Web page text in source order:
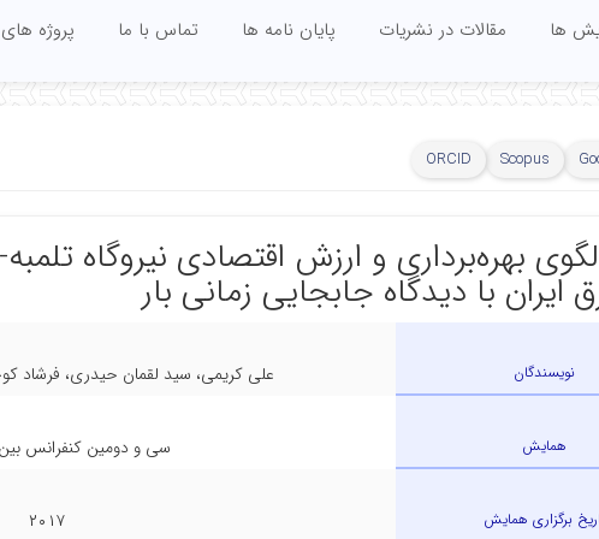
ها مقالات در نشریات پایان نامه ها تماس با ما پروژه
Scopus
ORCID
بهره‌برداری و ارزش اقتصادی نیروگاه
ایران با دیدگاه جابجایی زمانی بار
نویسندگان علی کریمی، سید لقمان حیدری، فرشاد
همایش سی و دومین کنفرانس بین
برگزاری همایش ۲۰۱۷